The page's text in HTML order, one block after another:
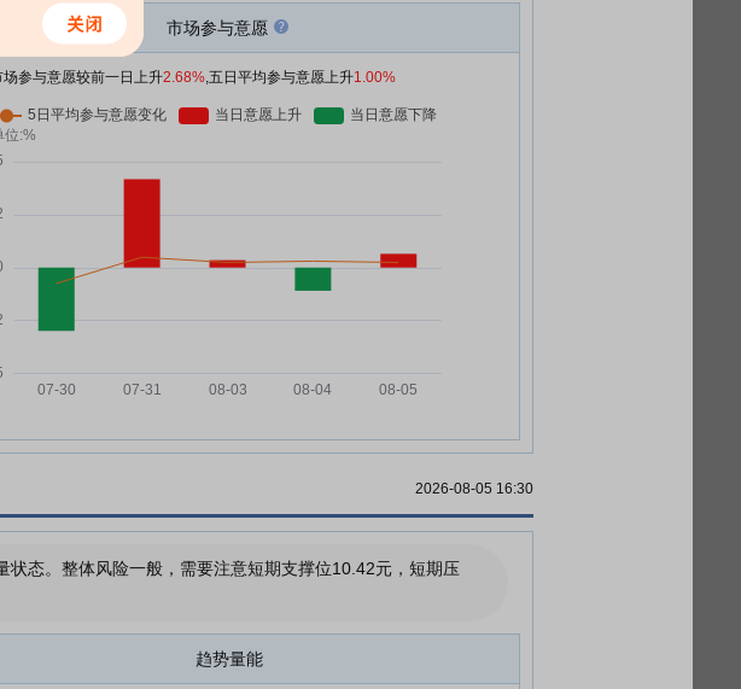
控制评价
用及其
第十二次
期保值
度利润分
红方案的
市场参与意愿
场参与意愿较前一日上升2.68%,五日平均参与意愿上升1.00%
2026-08-05 16:30
态。整体风险一般，需要注意短期支撑位10.42元，短期压
趋势量能